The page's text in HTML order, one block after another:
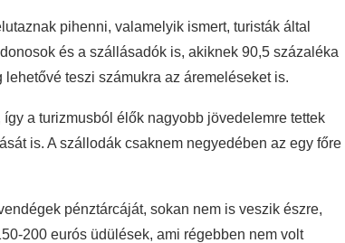
pihenni, valamelyik ismert, turisták által
és a szállásadók is, akiknek 90,5 százaléka
teszi számukra az áremeléseket is.
a turizmusból élők nagyobb jövedelemre tettek
is. A szállodák csaknem negyedében az egy főre
pénztárcáját, sokan nem is veszik észre,
200 eurós üdülések, ami régebben nem volt